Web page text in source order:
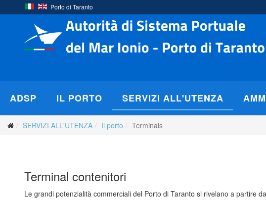
Porto di Taranto
ADSP IL PORTO SERVIZI ALL'UTENZA
SERVIZI ALL'UTENZA Il porto Terminals
Terminal contenitori
Le grandi potenzialità commerciali del Porto di Taranto si rivelano a partire